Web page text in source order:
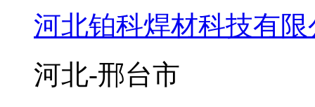
河北铂科焊材科技有限
河北-邢台市